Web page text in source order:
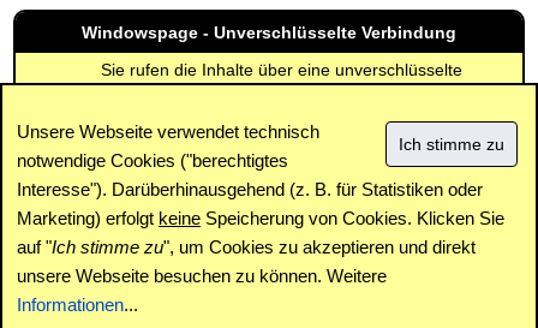
Unsere Webseite verwendet technisch
notwendige Cookies ("berechtigtes
Interesse"). Darüberhinausgehend (z. B. für Statistiken oder
Marketing) erfolgt keine Speicherung von Cookies. Klicken Sie
auf "Ich stimme zu", um Cookies zu akzeptieren und direkt
unsere Webseite besuchen zu können. Weitere
Informationen...
Windowspage - Unverschlüsselte Verbindung
Sie rufen die Inhalte über eine unverschlüsselte
verschlüsselte Verbindung (SSL) abgerufen werden:
https://www.windowspage.de/updates/015554.html
Impressum | Kontakt | Datenschutz / Cookies |
SPAM /
Abuse
| Newsletter | Forum